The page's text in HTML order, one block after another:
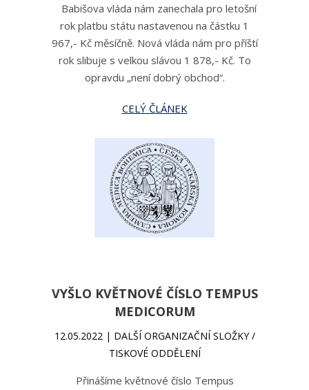
Babišova vláda nám zanechala pro letošní
rok platbu státu nastavenou na částku 1
967,- Kč měsíčně. Nová vláda nám pro příští
rok slibuje s velkou slávou 1 878,- Kč. To
opravdu „není dobrý obchod“.
CELÝ ČLÁNEK
VYŠLO KVĚTNOVÉ ČÍSLO TEMPUS
MEDICORUM
12.05.2022 | DALŠÍ ORGANIZAČNÍ SLOŽKY /
TISKOVÉ ODDĚLENÍ
Přinášíme květnové číslo Tempus